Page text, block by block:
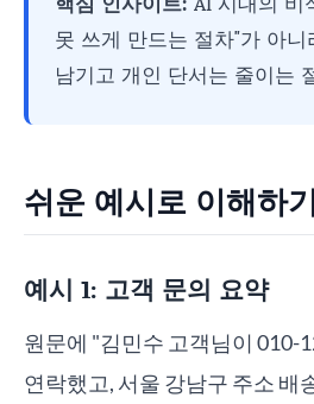
못 쓰게 만드는 절차"가 아
남기고 개인 단서는 줄이는
쉬운 예시로 이해하기
예시 1: 고객 문의 요약
원문에 "김민수 고객님이 010-
연락했고, 서울 강남구 주소 배